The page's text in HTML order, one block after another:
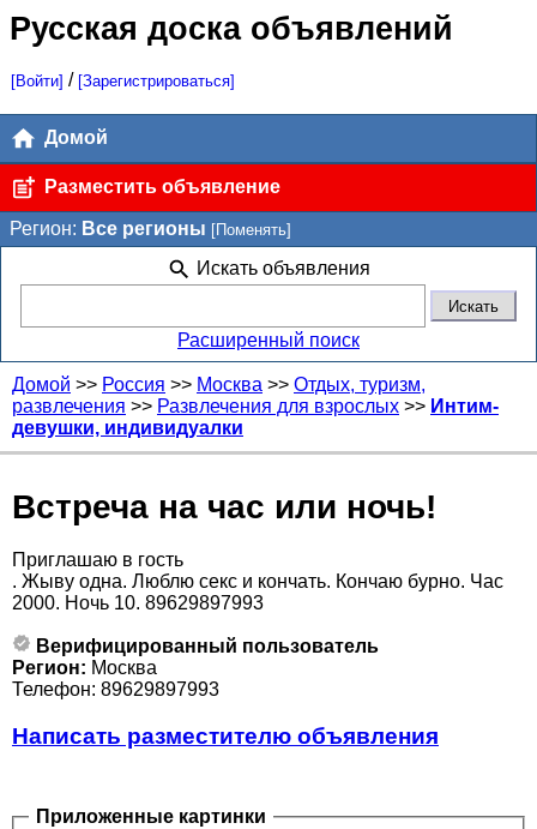
Русская доска объявлений
[Войти] / [Зарегистрироваться]
Домой
Разместить объявление
Регион: Все регионы [Поменять]
Искать объявления
Расширенный поиск
Домой >> Россия >> Москва >> Отдых, туризм,
развлечения >> Развлечения для взрослых >> Интим-
девушки, индивидуалки
Встреча на час или ночь!
Приглашаю в гость
. Жыву одна. Люблю секс и кончать. Кончаю бурно. Час
2000. Ночь 10. 89629897993
Верифицированный пользователь
Регион: Москва
Телефон: 89629897993
Написать разместителю объявления
Приложенные картинки